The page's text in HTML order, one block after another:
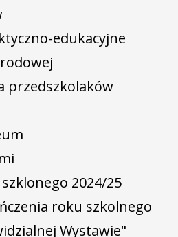
edukacyjne
przedszkolaków
2024/25
roku szkolnego
Wystawie"